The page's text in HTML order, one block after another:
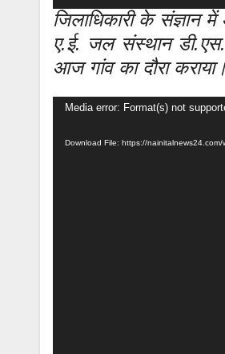
जिलाधिकारी के संज्ञान
ए.ई. जल संस्थान
आज गांव का दौरा कराया।
Video
Media error: Format(s) not
Download File: https://